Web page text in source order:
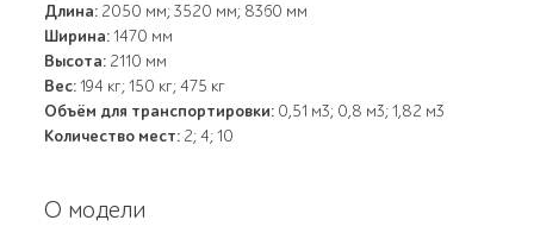
Длина: 2050 мм; 3520 мм; 8360 мм
Ширина:1470 мм
Высота: 2110 мм
Вес:194 кг; 150 кг; 475 кг
Объём для транспортировки: 0,51 м3; 0,8 м3; 1,82 м3
Количество мест: 2; 4; 10
О модели